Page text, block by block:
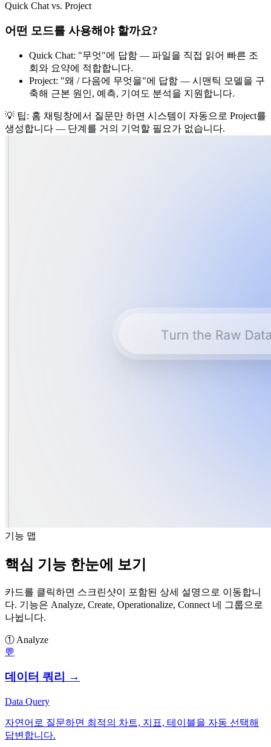
Quick Chat vs. Project
어떤 모드를 사용해야 할까요?
Quick Chat: "무엇"에 답함 — 파일을 직접 읽어 빠른 조
회와 요약에 적합합니다.
Project: "왜 / 다음에 무엇을"에 답함 — 시맨틱 모델을 구
축해 근본 원인, 예측, 기여도 분석을 지원합니다.
💡 팁: 홈 채팅창에서 질문만 하면 시스템이 자동으로 Project를
생성합니다 — 단계를 거의 기억할 필요가 없습니다.
기능 맵
핵심 기능 한눈에 보기
카드를 클릭하면 스크린샷이 포함된 상세 설명으로 이동합니
다. 기능은 Analyze, Create, Operationalize, Connect 네 그룹으로
나뉩니다.
① Analyze
💬
데이터 쿼리 →
Data Query
자연어로 질문하면 최적의 차트, 지표, 테이블을 자동 선택해
답변합니다.